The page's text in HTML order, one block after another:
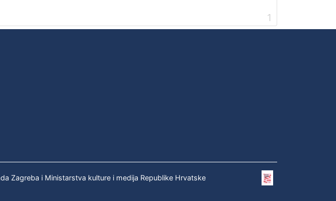
1
Zagreba i Ministarstva kulture i medija Republike Hrvatske